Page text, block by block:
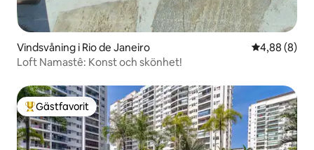
Vindsvåning i Rio de Janeiro 4,88 av 5 i
4,88 (8)
Loft Namastê: Konst och skönhet!
Populär gästfavorit
Gästfavorit